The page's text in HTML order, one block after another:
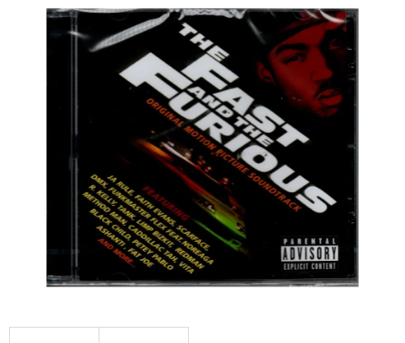
produktu